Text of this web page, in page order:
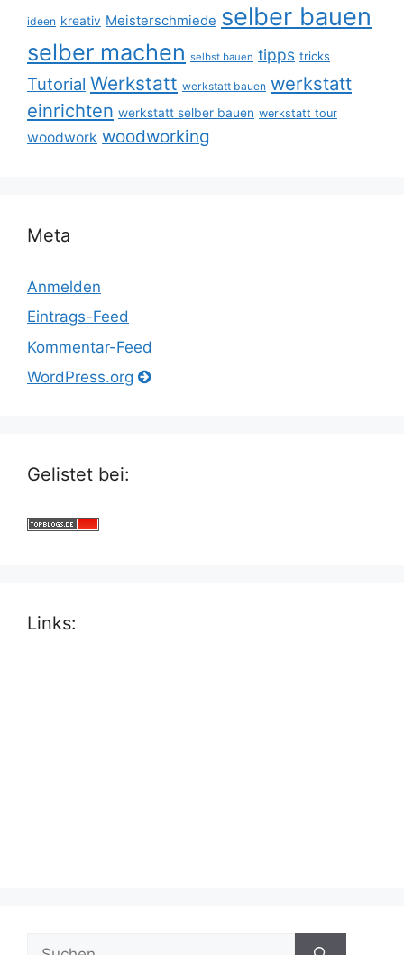
ideen kreativ Meisterschmiede selber bauen
selber machen selbst bauen tipps tricks
Tutorial Werkstatt werkstatt bauen werkstatt
einrichten werkstatt selber bauen werkstatt tour
woodwork woodworking
Meta
Anmelden
Eintrags-Feed
Kommentar-Feed
WordPress.org
Gelistet bei:
Links: